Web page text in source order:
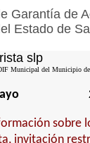
Garantía de
Estado de
slp
Municipal del Municipio
sobre
invitación